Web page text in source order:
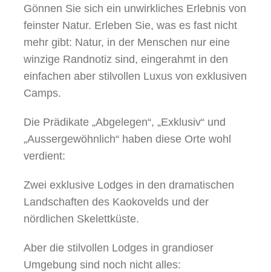
Gönnen Sie sich ein unwirkliches Erlebnis von
feinster Natur. Erleben Sie, was es fast nicht
mehr gibt: Natur, in der Menschen nur eine
winzige Randnotiz sind, eingerahmt in den
einfachen aber stilvollen Luxus von exklusiven
Camps.
Die Prädikate „Abgelegen“, „Exklusiv“ und
„Aussergewöhnlich“ haben diese Orte wohl
verdient:
Zwei exklusive Lodges in den dramatischen
Landschaften des Kaokovelds und der
nördlichen Skelettküste.
Aber die stilvollen Lodges in grandioser
Umgebung sind noch nicht alles: